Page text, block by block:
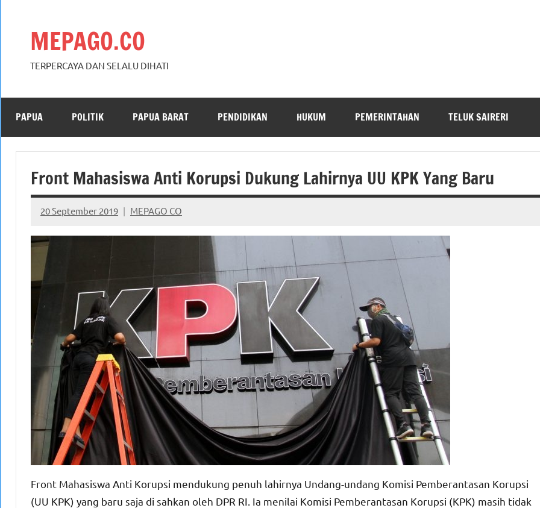
MEPAGO.CO
TERPERCAYA DAN SELALU DIHATI
PAPUA POLITIK PAPUA BARAT PENDIDIKAN HUKUM PEMERINTAHAN TELUK SAIRERI
Front Mahasiswa Anti Korupsi Dukung Lahirnya UU KPK Yang Baru
20 September 2019 MEPAGO CO
No
comments
Front Mahasiswa Anti Korupsi mendukung penuh lahirnya Undang-undang Komisi Pemberantasan Korupsi
(UU KPK) yang baru saja di sahkan oleh DPR RI. Ia menilai Komisi Pemberantasan Korupsi (KPK) masih tidak